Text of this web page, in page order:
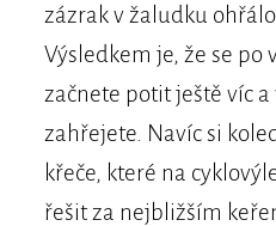
zázrak v žaludku
Výsledkem je, že se
začnete potit ještě víc
zahřejete. Navíc si
křeče, které na
řešit za nejbližším